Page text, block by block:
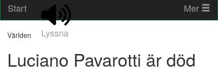
Start
Lyssna
Mer
Världen
Luciano Pavarotti är död